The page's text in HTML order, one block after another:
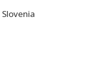
Slovenia